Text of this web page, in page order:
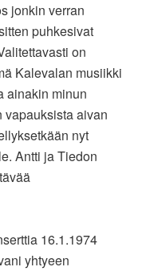
jonkin verran
puhkesivat
on
Kalevalan musiikki
ainakin minun
vapauksista aivan
nyt
Antti ja Tiedon
16.1.1974
yhtyeen